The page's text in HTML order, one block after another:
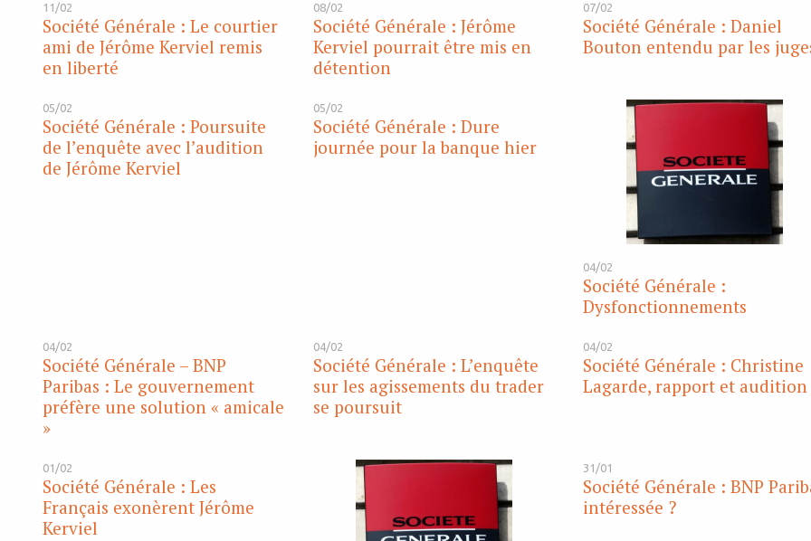
11/02
Société Générale : Le courtier
ami de Jérôme Kerviel remis
en liberté
08/02
Société Générale : Jérôme
Kerviel pourrait être mis en
détention
07/02
Société Générale : Daniel
Bouton entendu par les
05/02
Société Générale : Poursuite
de l’enquête avec l’audition
de Jérôme Kerviel
05/02
Société Générale : Dure
journée pour la banque hier
04/02
Société Générale :
Dysfonctionnements
04/02
Société Générale – BNP
Paribas : Le gouvernement
préfère une solution « amicale
»
04/02
Société Générale : L’enquête
sur les agissements du trader
se poursuit
04/02
Société Générale : Christine
Lagarde, rapport et audition
01/02
Société Générale : Les
Français exonèrent Jérôme
Kerviel
31/01
Société Générale : BNP
intéressée ?